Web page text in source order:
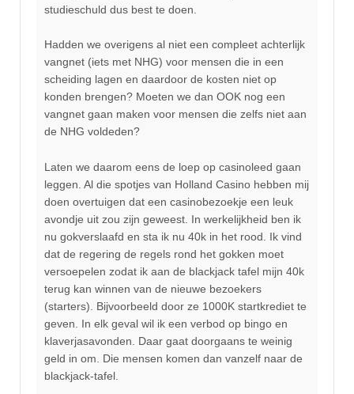
studieschuld dus best te doen.
Hadden we overigens al niet een compleet achterlijk
vangnet (iets met NHG) voor mensen die in een
scheiding lagen en daardoor de kosten niet op
konden brengen? Moeten we dan OOK nog een
vangnet gaan maken voor mensen die zelfs niet aan
de NHG voldeden?
Laten we daarom eens de loep op casinoleed gaan
leggen. Al die spotjes van Holland Casino hebben mij
doen overtuigen dat een casinobezoekje een leuk
avondje uit zou zijn geweest. In werkelijkheid ben ik
nu gokverslaafd en sta ik nu 40k in het rood. Ik vind
dat de regering de regels rond het gokken moet
versoepelen zodat ik aan de blackjack tafel mijn 40k
terug kan winnen van de nieuwe bezoekers
(starters). Bijvoorbeeld door ze 1000K startkrediet te
geven. In elk geval wil ik een verbod op bingo en
klaverjasavonden. Daar gaat doorgaans te weinig
geld in om. Die mensen komen dan vanzelf naar de
blackjack-tafel.